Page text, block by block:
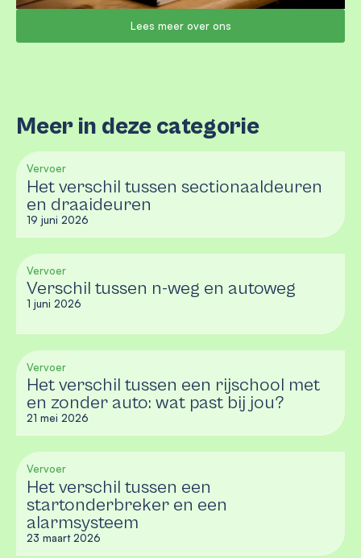
Lees meer over ons
Meer in deze categorie
Vervoer
Het verschil tussen sectionaaldeuren
en draaideuren
19 juni 2026
Vervoer
Verschil tussen n-weg en autoweg
1 juni 2026
Vervoer
Het verschil tussen een rijschool met
en zonder auto: wat past bij jou?
21 mei 2026
Vervoer
Het verschil tussen een
startonderbreker en een
alarmsysteem
23 maart 2026